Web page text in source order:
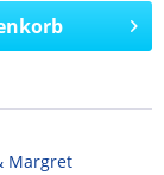
Margret